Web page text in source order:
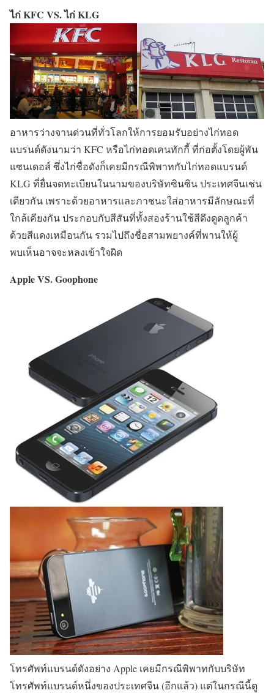
ไก่ KFC VS. ไก่ KLG
อาหารว่างจานด่วนที่ทั่วโลกให้การยอมรับอย่างไก่ทอด
แบรนด์ดังนามว่า KFC หรือไก่ทอดเคนทักกี้ ที่ก่อตั้งโดยผู้พัน
แซนเดอส์ ซึ่งไก่ชื่อดังก็เคยมีกรณีพิพาทกับไก่ทอดแบรนด์
KLG ที่ยื่นจดทะเบียนในนามของบริษัทซินซิน ประเทศจีนเช่น
เดียวกัน เพราะด้วยอาหารและภาชนะใส่อาหารมีลักษณะที่
ใกล้เคียงกัน ประกอบกับสีสันที่ทั้งสองร้านใช้สีดึงดูดลูกค้า
ด้วยสีแดงเหมือนกัน รวมไปถึงชื่อสามพยางค์ที่พานให้ผู้
พบเห็นอาจจะหลงเข้าใจผิด
Apple VS. Goophone
โทรศัพท์แบรนด์ดังอย่าง Apple เคยมีกรณีพิพาทกับบริษัท
โทรศัพท์แบรนด์หนึ่งของประเทศจีน (อีกแล้ว) แต่ในกรณีนี้ดู